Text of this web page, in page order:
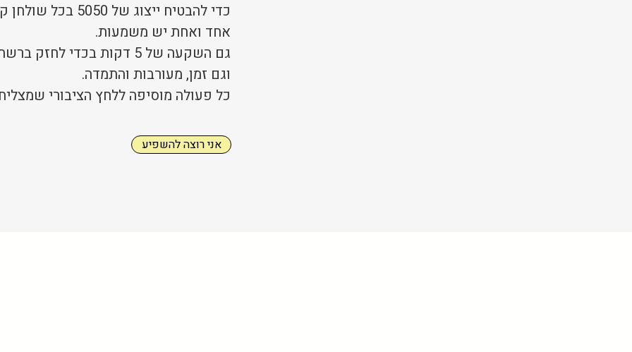
כדי להבטיח ייצוג של
אחד ואחת יש משמעות.
גם השקעה של 5 דקות בכדי
וגם זמן, מעורבות והתמדה.
כל פעולה מוסיפה ללחץ הציבורי
אני רוצה להשפיע